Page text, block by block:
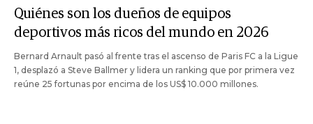
Quiénes son los dueños de equipos
deportivos más ricos del mundo en 2026
Bernard Arnault pasó al frente tras el ascenso de Paris FC a la Ligue
1, desplazó a Steve Ballmer y lidera un ranking que por primera vez
reúne 25 fortunas por encima de los US$ 10.000 millones.